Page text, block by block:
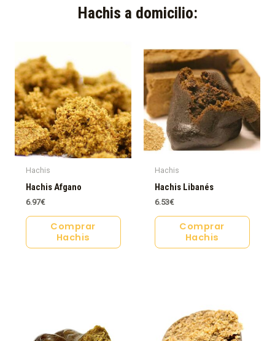
Hachis a domicilio:​
Hachis
Hachis Afgano
6.97€
Comprar
Hachis
Hachis
Hachis Libanés
6.53€
Comprar
Hachis